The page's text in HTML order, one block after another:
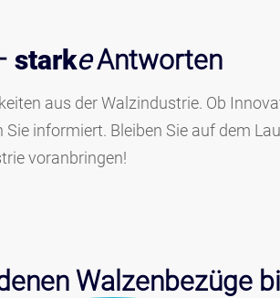
starkeAntworten
aus der Walzindustrie. Ob
informiert. Bleiben Sie auf dem
voranbringen!
Walzenbezüge